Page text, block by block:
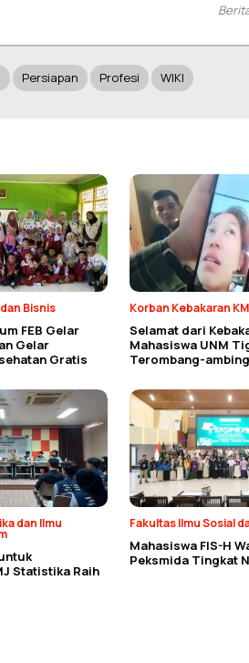
Persiapan Profesi WIKI
Bisnis
FEB Gelar
Gelar
Gratis
Korban Kebakaran
Selamat dari
Mahasiswa UNM
Terombang-ambing
dan Ilmu
Statistika Raih
Fakultas Ilmu Sosial
Mahasiswa FIS-H
Peksmida Tingkat